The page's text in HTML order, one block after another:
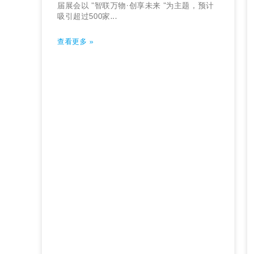
届展会以 "智联万物·创享未来 "为主题，预计
吸引超过500家...
查看更多 »